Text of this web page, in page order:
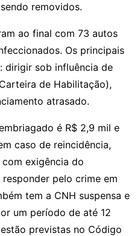
removidos.
ao final com 73 autos
Os principais
dirigir sob influência de
de Habilitação),
atrasado.
é R$ 2,9 mil e
caso de reincidência,
exigência do
pelo crime em
tem a CNH suspensa e
um período de até 12
previstas no Código